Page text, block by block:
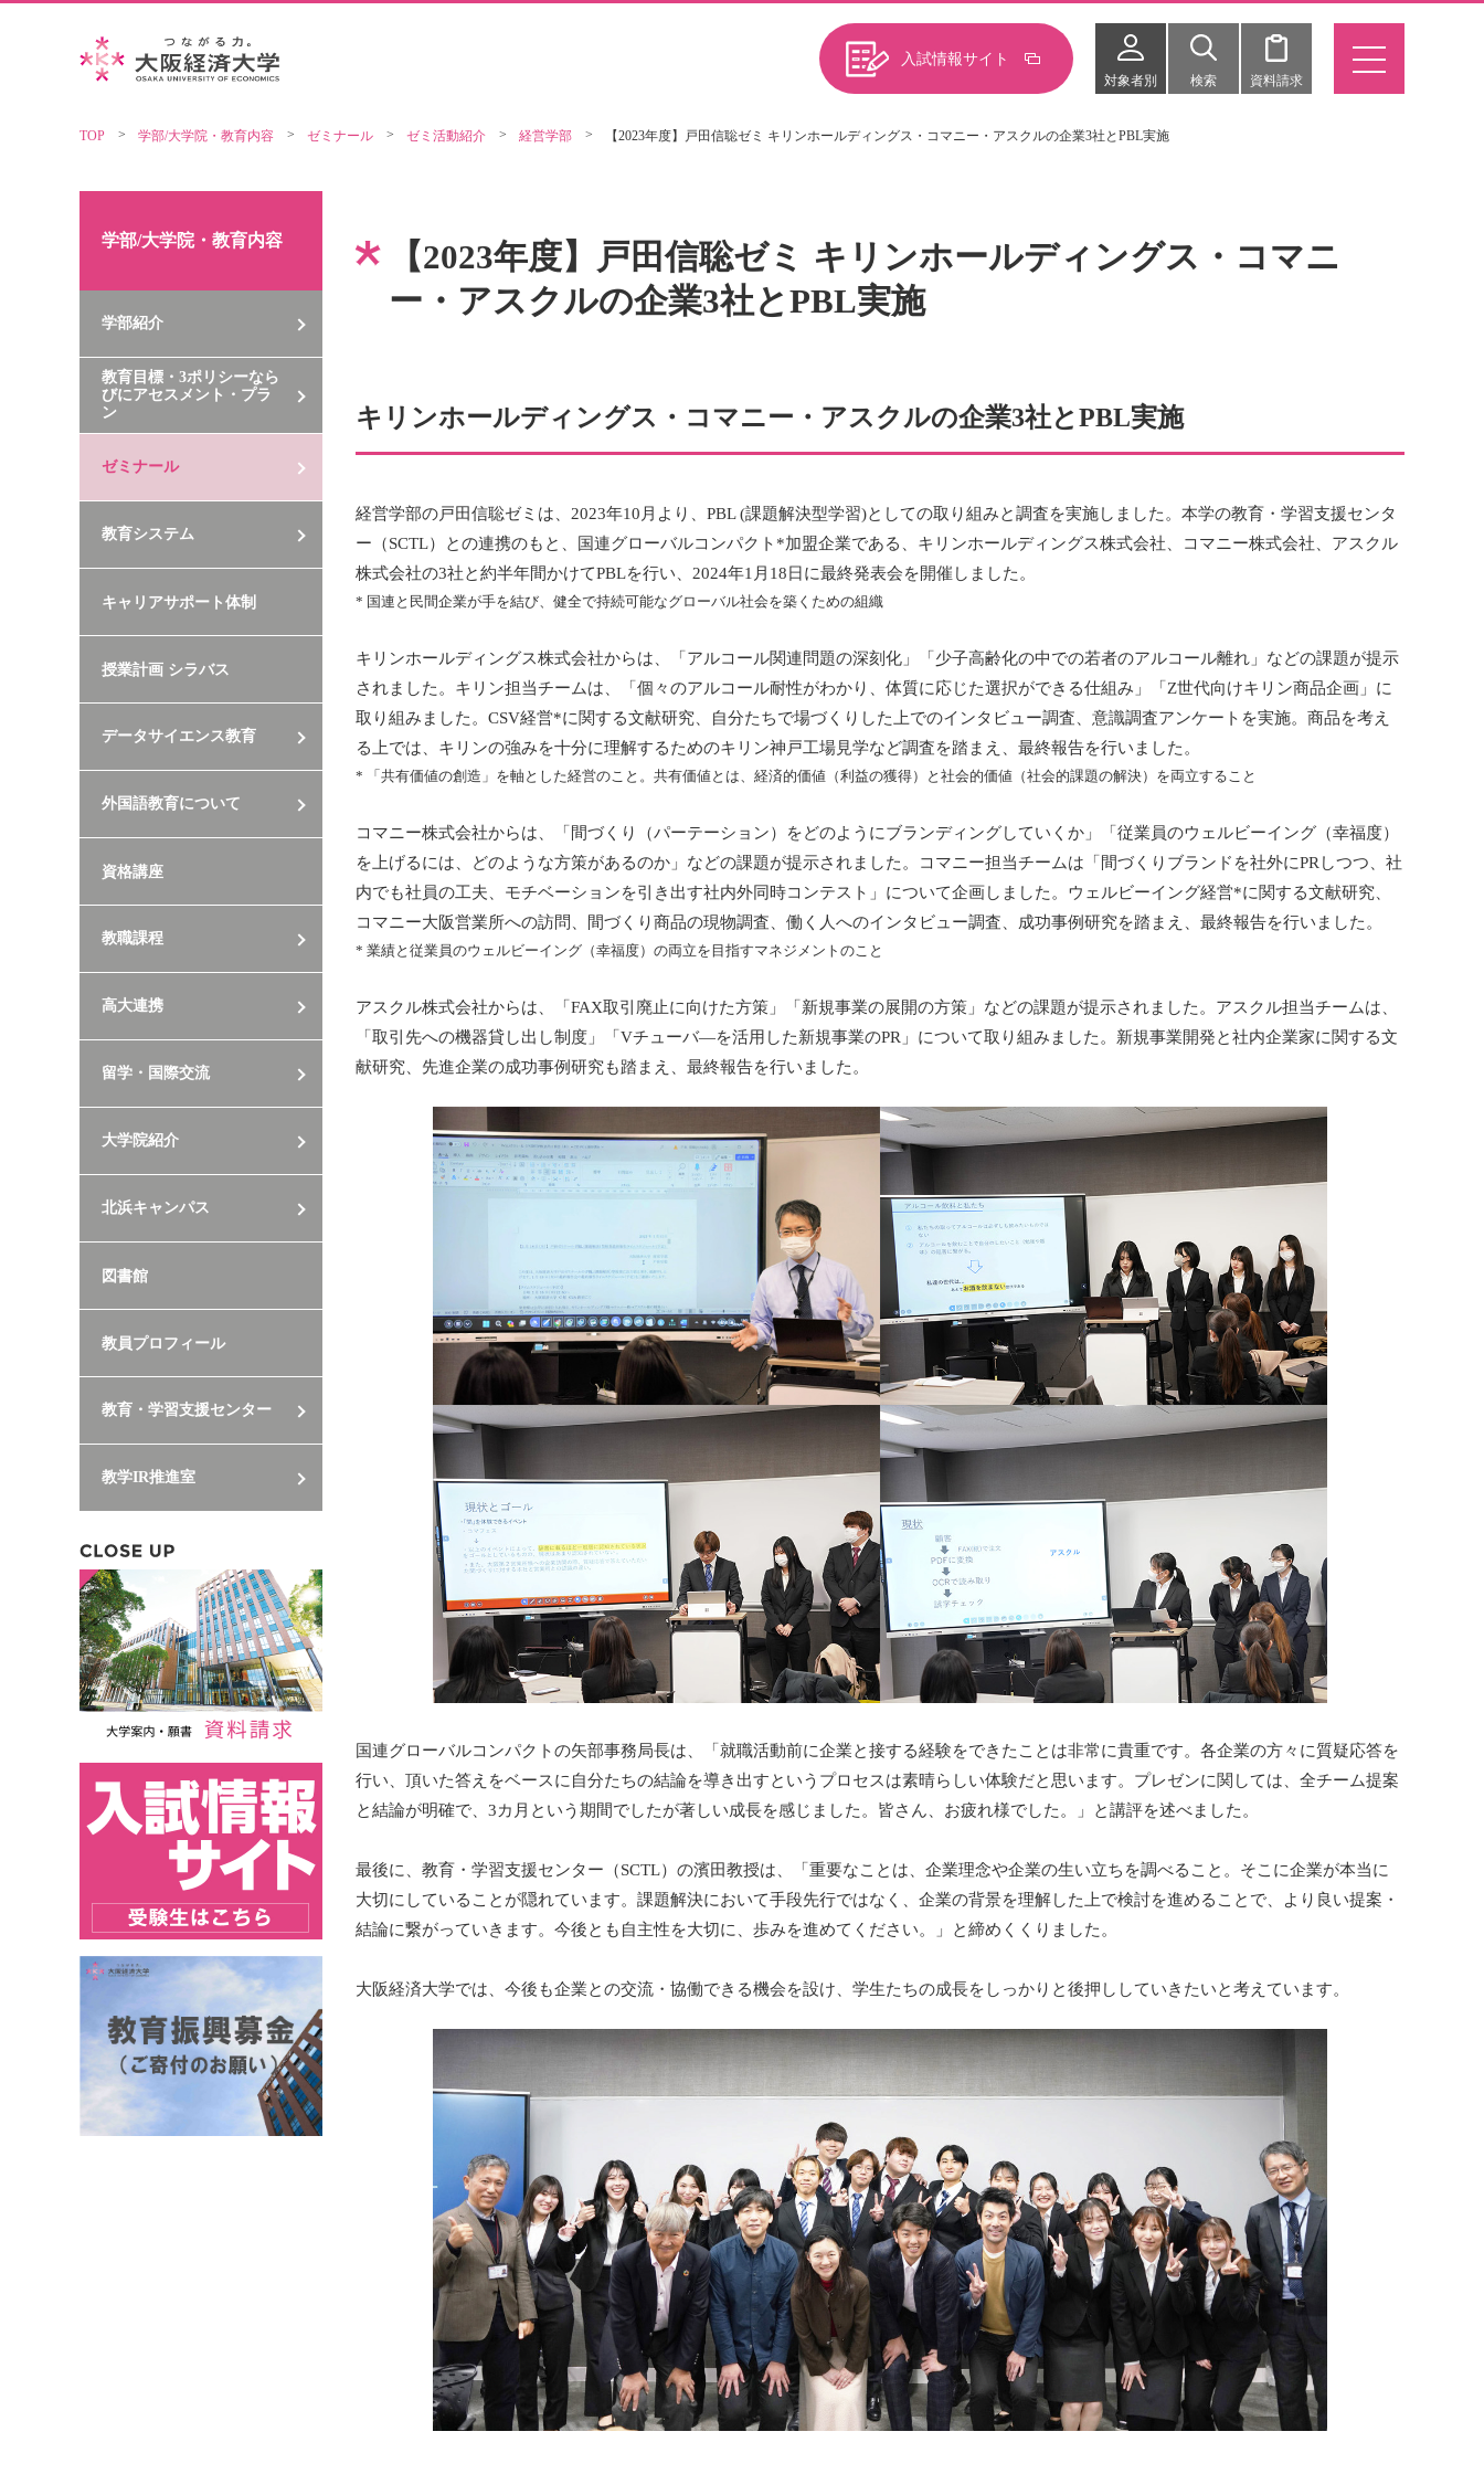
入試情報サイト
対象者別 検索 資料請求
TOP 学部/大学院・教育内容 ゼミナール ゼミ活動紹介 経営学部 【2023年度】戸田信聡ゼミ キリンホールディングス・コマニー・アスクルの企業3社とPBL実施
【2023年度】戸田信聡ゼミ キリンホールディングス・コマニ
ー・アスクルの企業3社とPBL実施
キリンホールディングス・コマニー・アスクルの企業3社とPBL実施
経営学部の戸田信聡ゼミは、2023年10月より、PBL (課題解決型学習)としての取り組みと調査を実施しました。本学の教育・学習支援センタ
ー（SCTL）との連携のもと、国連グローバルコンパクト*加盟企業である、キリンホールディングス株式会社、コマニー株式会社、アスクル
株式会社の3社と約半年間かけてPBLを行い、2024年1月18日に最終発表会を開催しました。
* 国連と民間企業が手を結び、健全で持続可能なグローバル社会を築くための組織
キリンホールディングス株式会社からは、「アルコール関連問題の深刻化」「少子高齢化の中での若者のアルコール離れ」などの課題が提示
されました。キリン担当チームは、「個々のアルコール耐性がわかり、体質に応じた選択ができる仕組み」「Z世代向けキリン商品企画」に
取り組みました。CSV経営*に関する文献研究、自分たちで場づくりした上でのインタビュー調査、意識調査アンケートを実施。商品を考え
る上では、キリンの強みを十分に理解するためのキリン神戸工場見学など調査を踏まえ、最終報告を行いました。
* 「共有価値の創造」を軸とした経営のこと。共有価値とは、経済的価値（利益の獲得）と社会的価値（社会的課題の解決）を両立すること
コマニー株式会社からは、「間づくり（パーテーション）をどのようにブランディングしていくか」「従業員のウェルビーイング（幸福度）
を上げるには、どのような方策があるのか」などの課題が提示されました。コマニー担当チームは「間づくりブランドを社外にPRしつつ、社
内でも社員の工夫、モチベーションを引き出す社内外同時コンテスト」について企画しました。ウェルビーイング経営*に関する文献研究、
コマニー大阪営業所への訪問、間づくり商品の現物調査、働く人へのインタビュー調査、成功事例研究を踏まえ、最終報告を行いました。
* 業績と従業員のウェルビーイング（幸福度）の両立を目指すマネジメントのこと
アスクル株式会社からは、「FAX取引廃止に向けた方策」「新規事業の展開の方策」などの課題が提示されました。アスクル担当チームは、
「取引先への機器貸し出し制度」「Vチューバ―を活用した新規事業のPR」について取り組みました。新規事業開発と社内企業家に関する文
献研究、先進企業の成功事例研究も踏まえ、最終報告を行いました。
国連グローバルコンパクトの矢部事務局長は、「就職活動前に企業と接する経験をできたことは非常に貴重です。各企業の方々に質疑応答を
行い、頂いた答えをベースに自分たちの結論を導き出すというプロセスは素晴らしい体験だと思います。プレゼンに関しては、全チーム提案
と結論が明確で、3カ月という期間でしたが著しい成長を感じました。皆さん、お疲れ様でした。」と講評を述べました。
最後に、教育・学習支援センター（SCTL）の濱田教授は、「重要なことは、企業理念や企業の生い立ちを調べること。そこに企業が本当に
大切にしていることが隠れています。課題解決において手段先行ではなく、企業の背景を理解した上で検討を進めることで、より良い提案・
結論に繋がっていきます。今後とも自主性を大切に、歩みを進めてください。」と締めくくりました。
大阪経済大学では、今後も企業との交流・協働できる機会を設け、学生たちの成長をしっかりと後押ししていきたいと考えています。
学部/大学院・教育内容
学部紹介
教育目標・3ポリシーなら
びにアセスメント・プラ
ン
ゼミナール
教育システム
キャリアサポート体制
授業計画 シラバス
データサイエンス教育
外国語教育について
資格講座
教職課程
高大連携
留学・国際交流
大学院紹介
北浜キャンパス
図書館
教員プロフィール
教育・学習支援センター
教学IR推進室